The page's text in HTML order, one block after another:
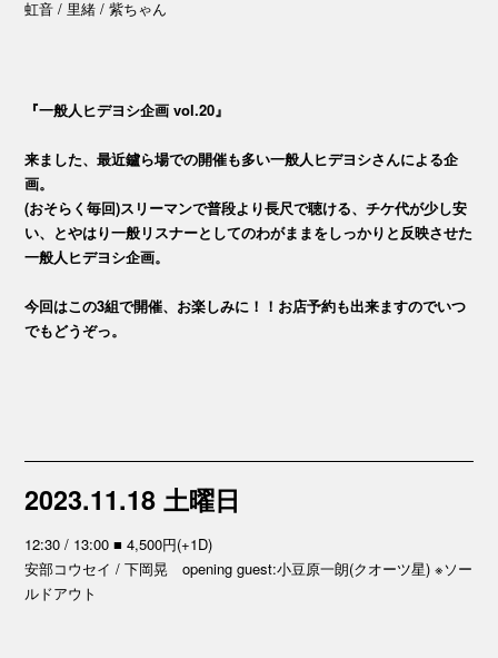
虹音 / 里緒 / 紫ちゃん
『一般人ヒデヨシ企画 vol.20』
来ました、最近鑪ら場での開催も多い一般人ヒデヨシさんによる企
画。
(おそらく毎回)スリーマンで普段より長尺で聴ける、チケ代が少し安
い、とやはり一般リスナーとしてのわがままをしっかりと反映させた
一般人ヒデヨシ企画。
今回はこの3組で開催、お楽しみに！！お店予約も出来ますのでいつ
でもどうぞっ。
2023.11.18 土曜日
12:30 / 13:00 ■ 4,500円(+1D)
安部コウセイ / 下岡晃 opening guest:小豆原一朗(クオーツ星) ※ソー
ルドアウト